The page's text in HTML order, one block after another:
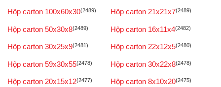
Hộp carton 100x60x30(2489) Hộp carton 21x21x7(2489)
Hộp carton 50x30x8(2489) Hộp carton 16x11x4(2482)
Hộp carton 30x25x9(2481) Hộp carton 22x12x5(2480)
Hộp carton 59x30x55(2478) Hộp carton 30x22x8(2478)
Hộp carton 20x15x12(2477) Hộp carton 8x10x20(2475)